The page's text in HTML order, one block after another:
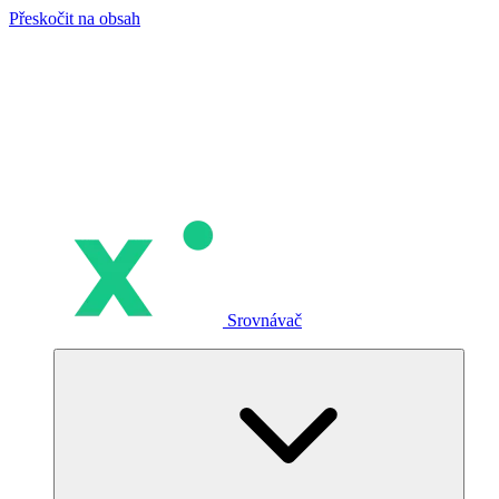
Přeskočit na obsah
Srovnávač